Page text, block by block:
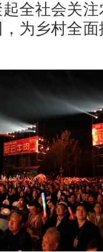
全社会关
为乡村全